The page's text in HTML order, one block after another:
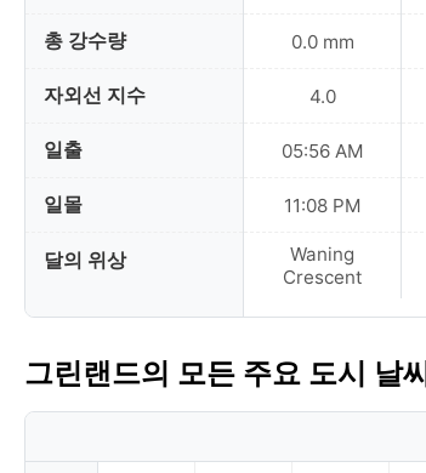
총 강수량
자외선 지수
일출
일몰
달의 위상
0.0 mm
4.0
05:56 AM
11:08 PM
Waning
Crescent
그린랜드의 모든 주요 도시 날씨